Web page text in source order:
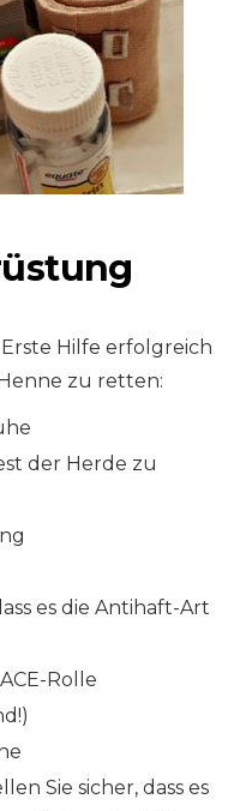
Hilfe erfolgreich
zu retten:
der Herde zu
es die Antihaft-Art
Rolle
Sie sicher, dass es